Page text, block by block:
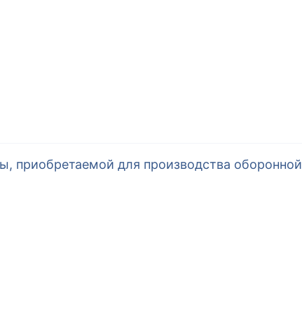
приобретаемой для производства оборонной